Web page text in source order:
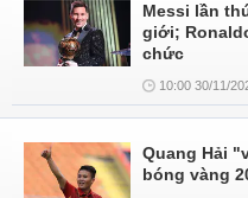
Messi lần
giới;
chức
10:00 30/11/
Quang Hải
bóng vàng